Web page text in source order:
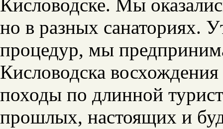
Кисловодске. Мы
но в разных санаториях.
процедур, мы
Кисловодска
походы по длинной
прошлых, настоящих и